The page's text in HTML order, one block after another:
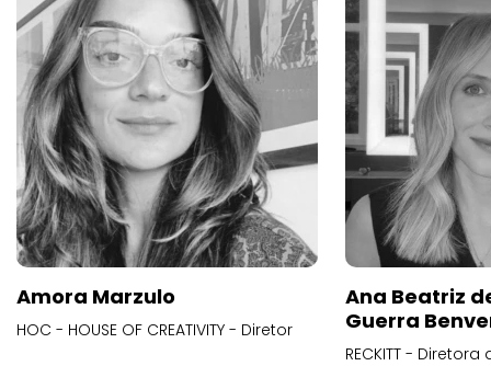
Amora Marzulo
HOC - HOUSE OF CREATIVITY - Diretor
Ana Beatriz
Guerra
RECKITT -